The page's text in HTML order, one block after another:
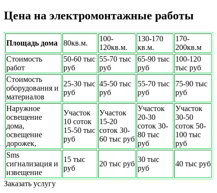
Цена на электромонтажные работы
Площадь дома 80кв.м.
100-
120кв.м.
130-170
кв.м.
170-
200кв.м
Стоимость
работ
50-60 тыс
руб
55-70 тыс
руб
65-90 тыс
руб
100-120
тыс руб
Стоимость
оборудования и
материалов
25-30 тыс
руб
45-50 тыс
руб
55-70 тыс
руб
75-90 тыс
руб
Наружное
освещение
дома,
освещение
дорожек,
Участок
10 соток
15-50 тыс
руб
Участок
15-20
соток 30-
60 тыс руб
Участок
20-30
соток 30-
80 тыс
руб
Участок
30-50
соток 50-
100 тыс
руб
Sms
сигнализация и
извещение
15 тыс
руб
20 тыс руб
30 тыс
руб
40 тыс руб
Заказать услугу